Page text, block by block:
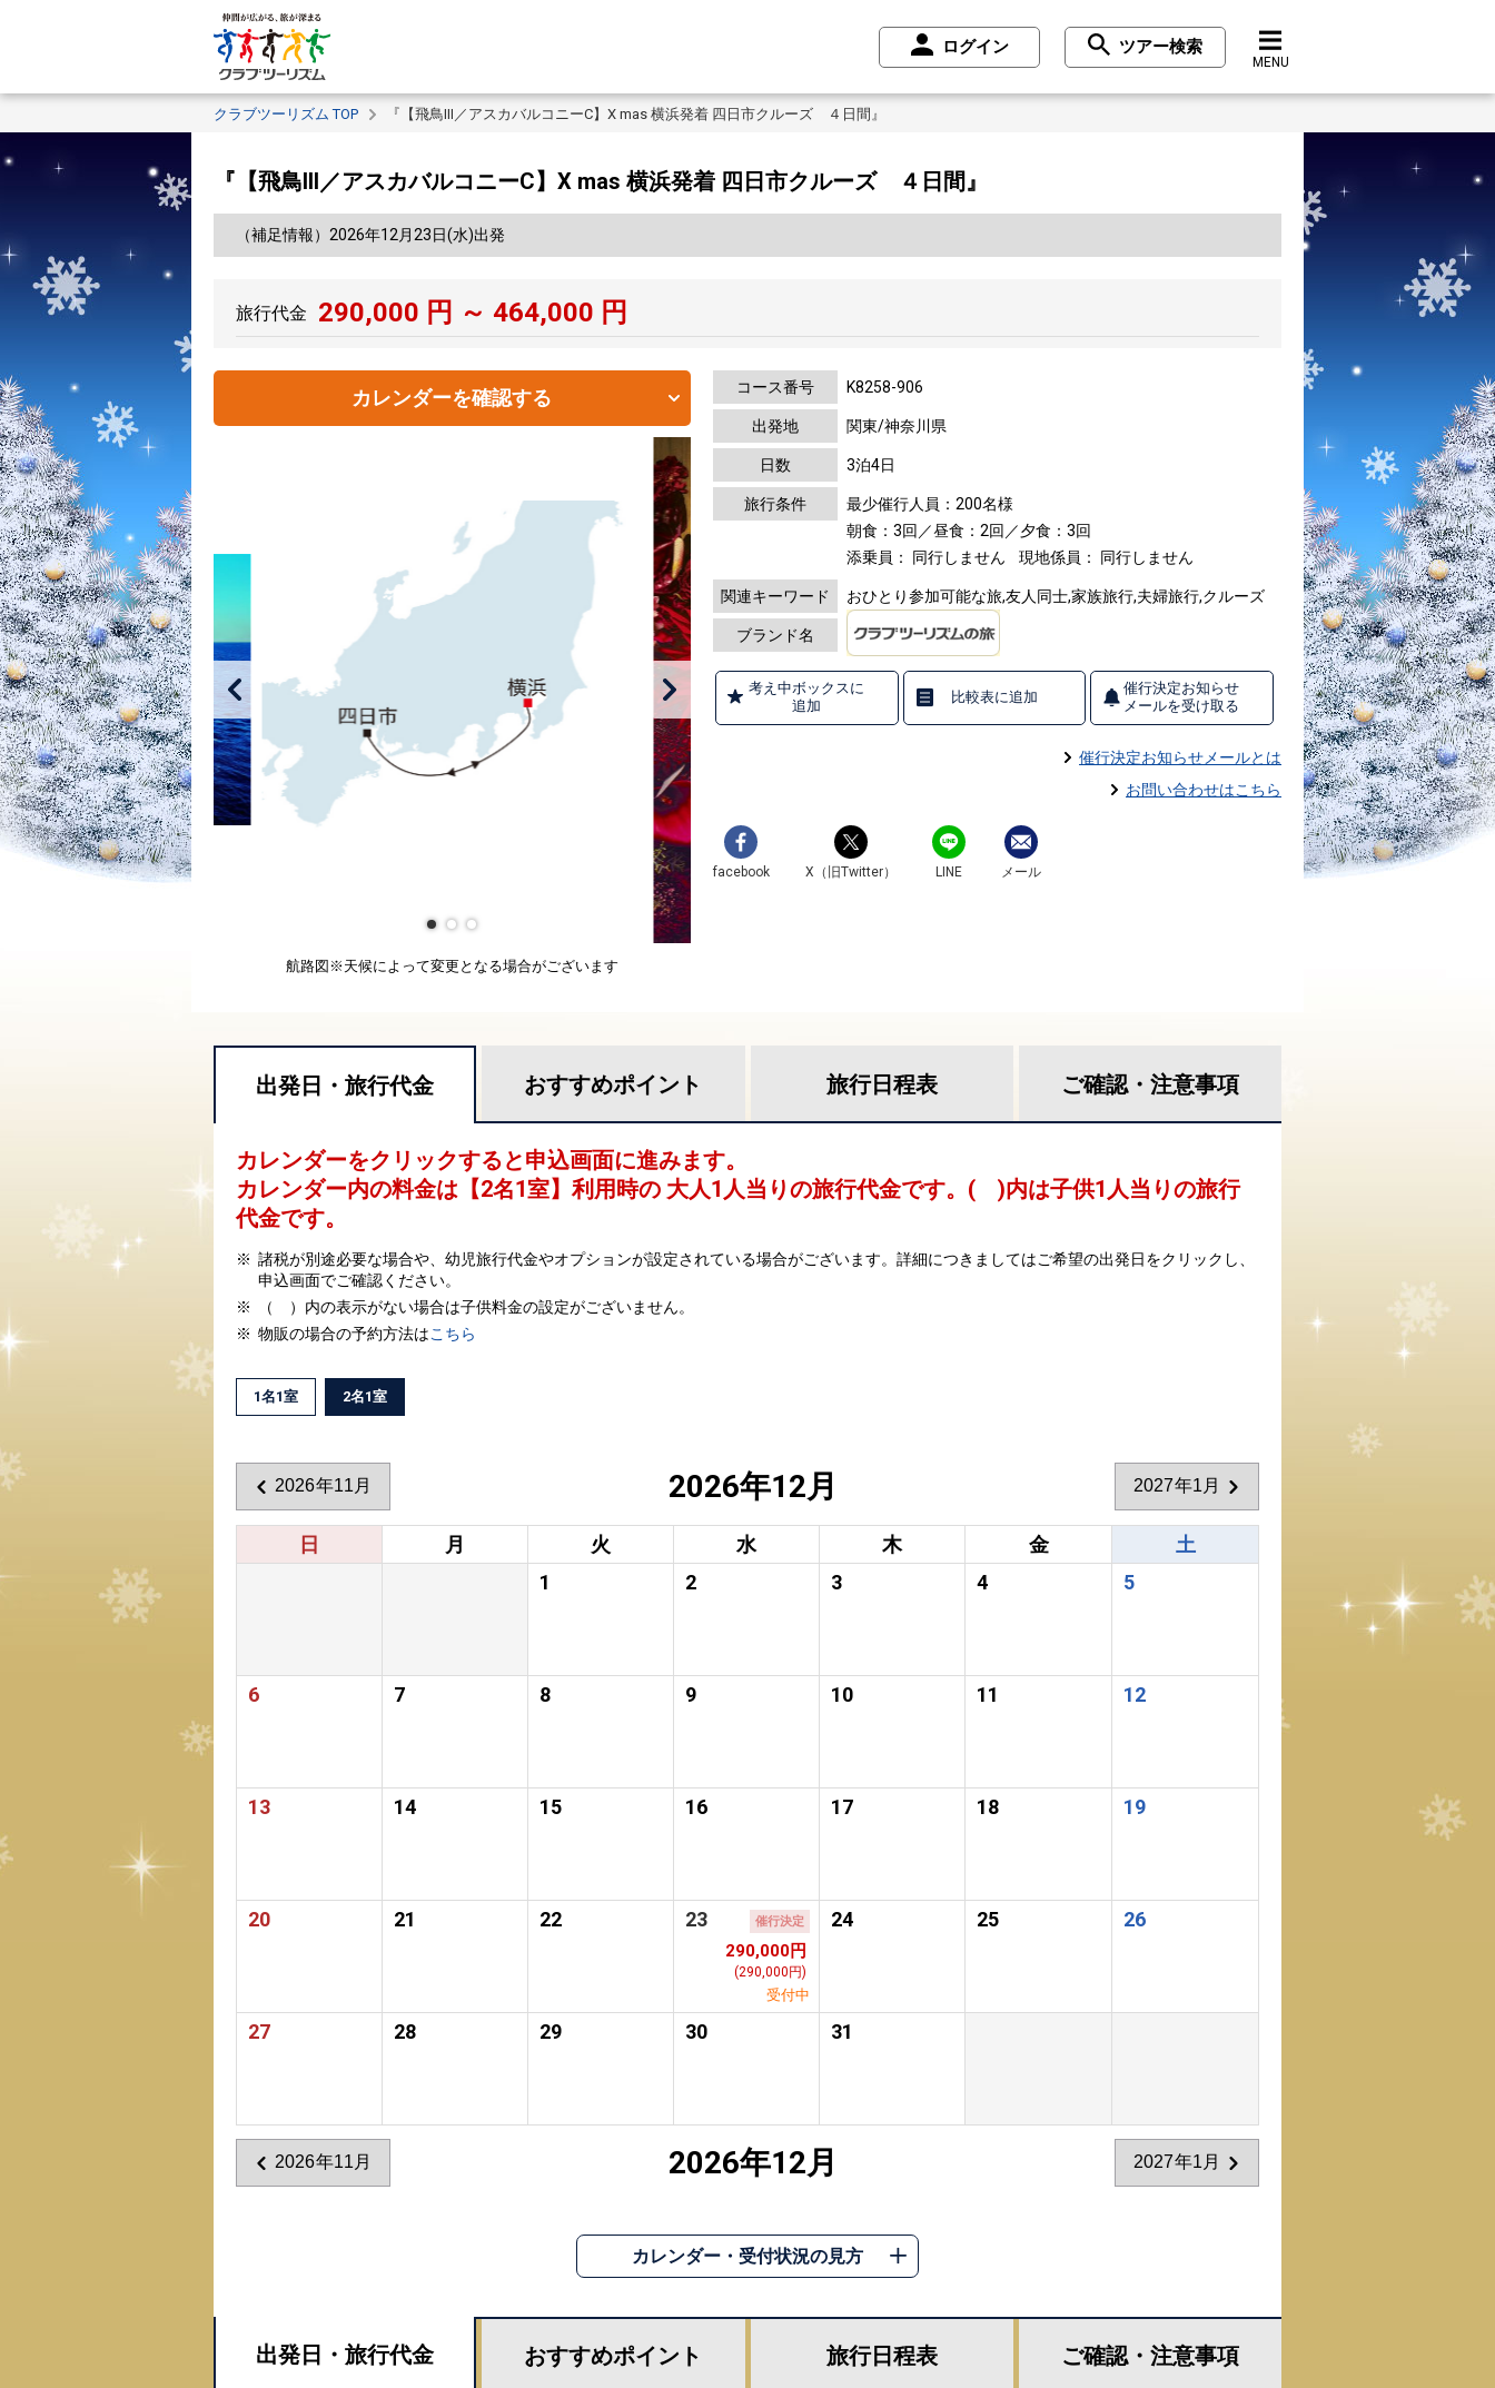
ログイン ツアー検索
MENU
クラブツーリズム TOP 『【飛鳥III／アスカバルコニーC】X mas 横浜発着 四日市クルーズ ４日間』
『【飛鳥III／アスカバルコニーC】X mas 横浜発着 四日市クルーズ ４日間』
（補足情報）2026年12月23日(水)出発
旅行代金 290,000 円 ～ 464,000 円
カレンダーを確認する
航路図※天候によって変更となる場合がございます
コース番号 K8258-906
出発地 関東/神奈川県
日数 3泊4日
旅行条件
最少催行人員：200名様
朝食：3回／昼食：2回／夕食：3回
添乗員： 同行しません
現地係員： 同行しません
関連キーワード おひとり参加可能な旅,友人同士,家族旅行,夫婦旅行,クルーズ
ブランド名
考え中ボックスに
追加
比較表に追加
催行決定お知らせ
メールを受け取る
催行決定お知らせメールとは
お問い合わせはこちら
facebook X（旧Twitter） LINE メール
出発日・ 旅行代金 おすすめポイント 旅行日程表 ご確認・ 注意事項
カレンダーをクリックすると申込画面に進みます。
カレンダー内の料金は 【2名1室】利用時の 大人1人当りの旅行代金です。 ( )内は子供1人当りの旅行
代金です。
諸税が別途必要な場合や、幼児旅行代金やオプションが設定されている場合がございます。詳細につきましてはご希望の出発日をクリックし、
申込画面でご確認ください。
（ ）内の表示がない場合は子供料金の設定がございません。
物販の場合の予約方法はこちら
1名1室 2名1室
2026年11月 2026年12月 2027年1月
日 月 火 水 木 金
土
1
2 3 4 5
6 7 8 9 10 11 12
13 14 15 16 17 18 19
20 21 22 23 催行決定
290,000円
(290,000円)
受付中
24 25 26
27 28 29 30 31
2026年11月 2026年12月 2027年1月
カレンダー・受付状況の見方
出発日・ 旅行代金 おすすめポイント 旅行日程表 ご確認・ 注意事項